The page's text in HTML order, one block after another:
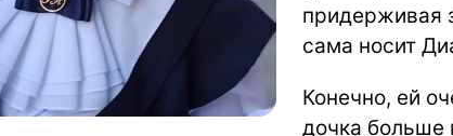
придерживая
сама носит
Конечно, ей
дочка больше